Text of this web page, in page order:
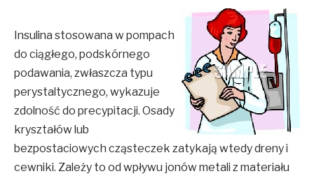
Insulina stosowana w pompach
do ciągłego, podskórnego
podawania, zwłaszcza typu
perystaltycznego, wykazuje
zdolność do precypitacji. Osady
kryształów lub
bezpostaciowych cząsteczek zatykają wtedy dreny i
cewniki. Zależy to od wpływu jonów metali z materiału